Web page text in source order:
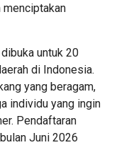
untuk 20
di Indonesia.
yang beragam,
individu yang ingin
Pendaftaran
Juni 2026